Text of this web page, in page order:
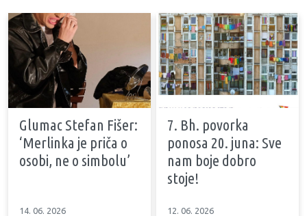
Glumac Stefan Fišer:
‘Merlinka je priča o
osobi, ne o simbolu’
14. 06. 2026
7. Bh. povorka
ponosa 20. juna: Sve
nam boje dobro
stoje!
12. 06. 2026